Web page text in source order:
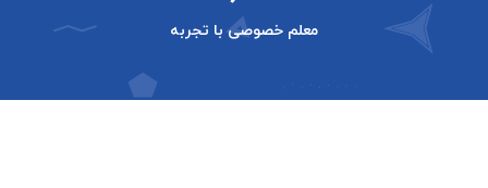
معلم خصوصی با تجربه